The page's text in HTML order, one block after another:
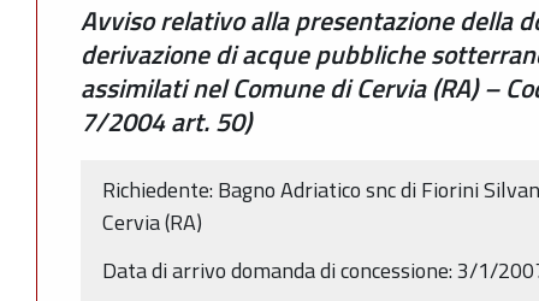
Avviso relativo alla presentazione della
derivazione di acque pubbliche
assimilati nel Comune di Cervia (RA) –
7/2004 art. 50)
Richiedente: Bagno Adriatico snc di Fiorini
Cervia (RA)
Data di arrivo domanda di concessione: 3/1/